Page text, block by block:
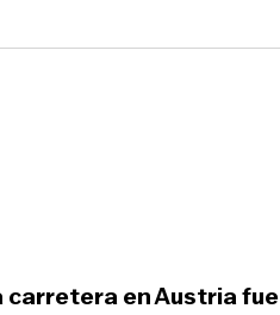
carretera en Austria fue